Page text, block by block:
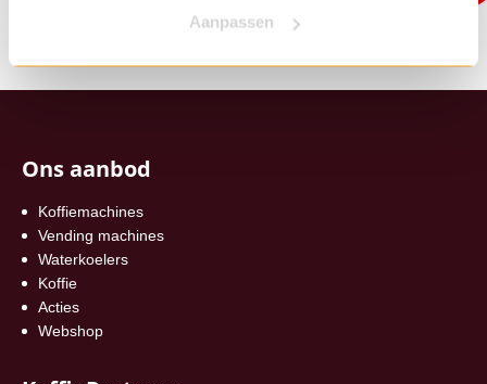
Aanpassen
Ons aanbod
Koffiemachines
Vending machines
Waterkoelers
Koffie
Acties
Webshop